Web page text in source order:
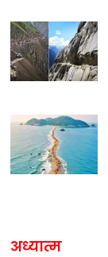
अध्यात्म